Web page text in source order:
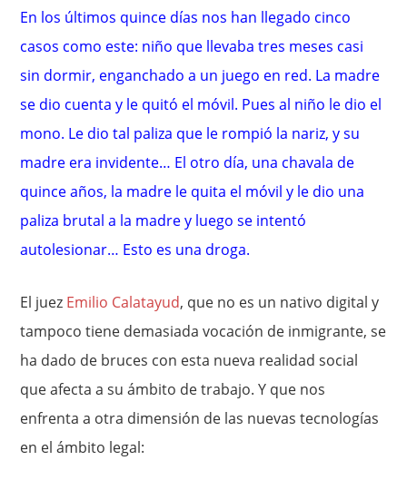
En los últimos quince días nos han llegado cinco
casos como este: niño que llevaba tres meses casi
sin dormir, enganchado a un juego en red. La madre
se dio cuenta y le quitó el móvil. Pues al niño le dio el
mono. Le dio tal paliza que le rompió la nariz, y su
madre era invidente… El otro día, una chavala de
quince años, la madre le quita el móvil y le dio una
paliza brutal a la madre y luego se intentó
autolesionar… Esto es una droga.
El juez Emilio Calatayud, que no es un nativo digital y
tampoco tiene demasiada vocación de inmigrante, se
ha dado de bruces con esta nueva realidad social
que afecta a su ámbito de trabajo. Y que nos
enfrenta a otra dimensión de las nuevas tecnologías
en el ámbito legal: